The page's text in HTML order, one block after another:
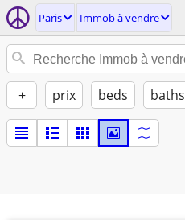
Paris Immob à vendre
+ prix beds baths